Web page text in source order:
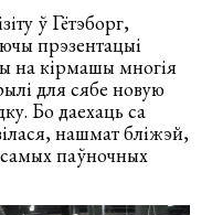
ў Гётэборг,
прэзентацыі
на кірмашы многія
для сябе новую
Бо даехаць са
нашмат бліжэй,
паўночных